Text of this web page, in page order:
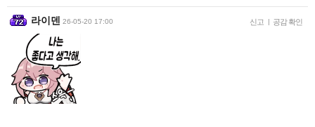
라이덴 26-05-20 17:00 신고 | 공감 확인